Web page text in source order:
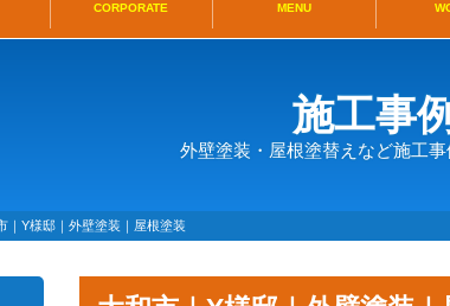
CORPORATE MENU
施工事例
外壁塗装・屋根塗替えなど施工
｜Y様邸｜外壁塗装｜屋根塗装